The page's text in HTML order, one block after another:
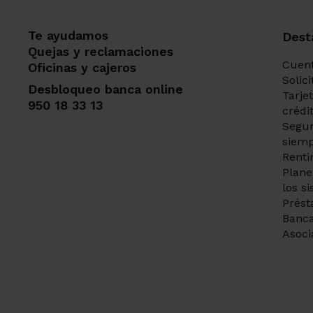
Te ayudamos
Quejas y reclamaciones
Oficinas y cajeros
Desbloqueo banca online
950 18 33 13
los